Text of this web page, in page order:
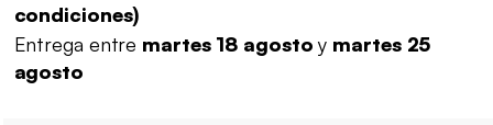
condiciones)
Entrega entre martes 18 agostoy martes 25
agosto